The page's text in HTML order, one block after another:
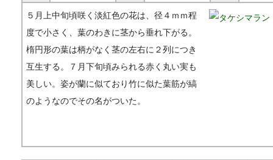
５月上中旬頃咲く淡紅色の花は、径４ｍｍ程
度で小さく、葉のわきに茎から垂れ下がる。
楕円形の葉は柄がなく茎の左右に２列につき
互生する。７月下旬頃みられる赤く丸い実も
美しい。姿が蘭に似ており竹に似た葉筋が縞
のようなのでその名がついた。